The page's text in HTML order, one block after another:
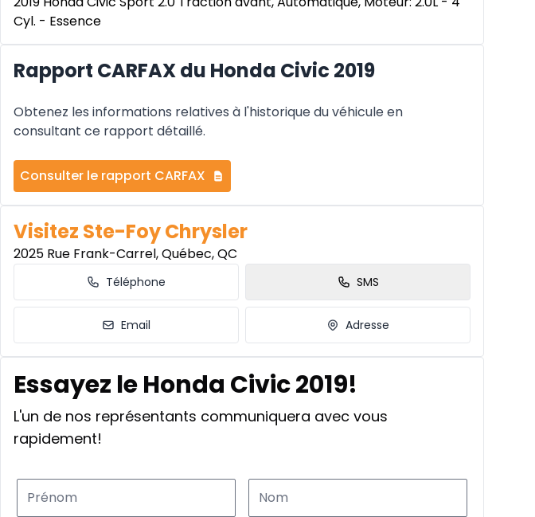
Cyl. - Essence
Rapport CARFAX du Honda Civic 2019
Obtenez les informations relatives à l'historique du véhicule en
consultant ce rapport détaillé.
Consulter le rapport CARFAX
Visitez Ste-Foy Chrysler
2025 Rue Frank-Carrel, Québec, QC
Téléphone SMS
Email Adresse
Essayez le Honda Civic 2019!
L'un de nos représentants communiquera avec vous
rapidement!